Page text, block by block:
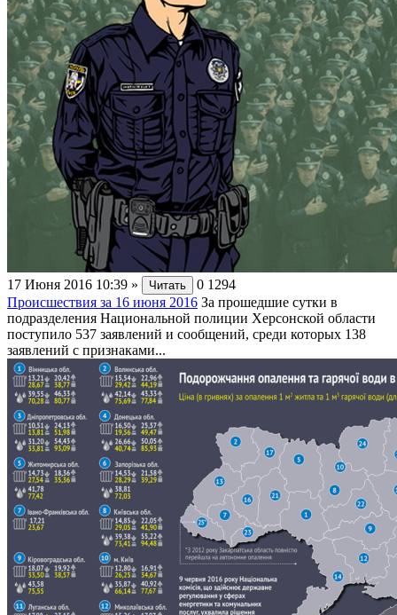
17 Июня 2016 10:39 » Читать 0 1294
Происшествия за 16 июня 2016 За прошедшие сутки в
подразделения Национальной полиции Херсонской области
поступило 537 заявлений и сообщений, среди которых 138
заявлений с признаками...